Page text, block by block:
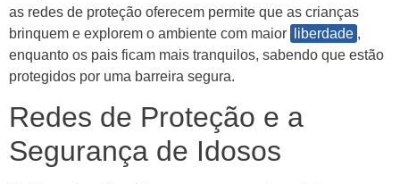
as redes de proteção oferecem permite que as crianças
brinquem e explorem o ambiente com maior
liberdade ,
enquanto os pais ficam mais tranquilos, sabendo que estão
protegidos por uma barreira segura.
Redes de Proteção e a
Segurança de Idosos